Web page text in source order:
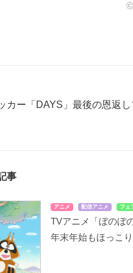
カー「DAYS」最後の恩返し
事
アニメ 配信アニメ フェ
TVアニメ「ぼのぼ
年末年始もほっこ